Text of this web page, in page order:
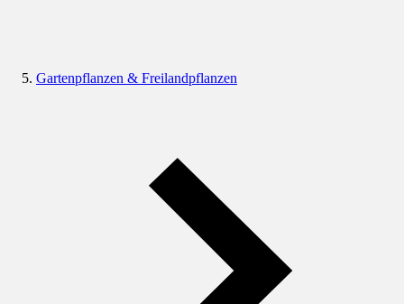
Gartenpflanzen & Freilandpflanzen